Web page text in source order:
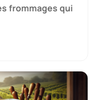
frommages qui